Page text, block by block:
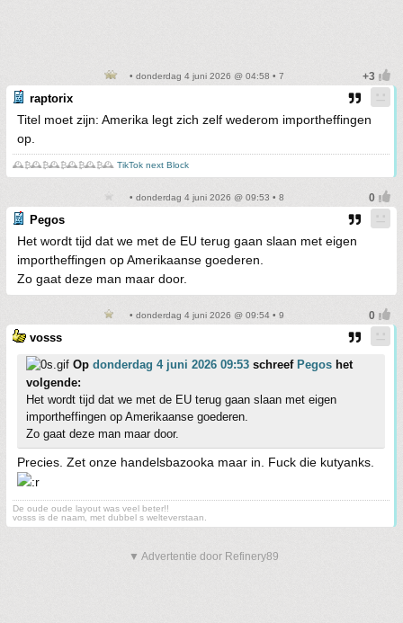
• donderdag 4 juni 2026 @ 04:58 • 7
raptorix
Titel moet zijn: Amerika legt zich zelf wederom importheffingen
op.
🕰️₿🕰️₿🕰️₿🕰️₿🕰️₿🕰️ TikTok next Block
• donderdag 4 juni 2026 @ 09:53 • 8
Pegos
Het wordt tijd dat we met de EU terug gaan slaan met eigen
importheffingen op Amerikaanse goederen.
Zo gaat deze man maar door.
• donderdag 4 juni 2026 @ 09:54 • 9
vosss
Op donderdag 4 juni 2026 09:53 schreef Pegos het
volgende:
Het wordt tijd dat we met de EU terug gaan slaan met eigen
importheffingen op Amerikaanse goederen.
Zo gaat deze man maar door.
Precies. Zet onze handelsbazooka maar in. Fuck die kutyanks.
De oude oude layout was veel beter!!
vosss is de naam, met dubbel s welteverstaan.
▼ Advertentie door Refinery89